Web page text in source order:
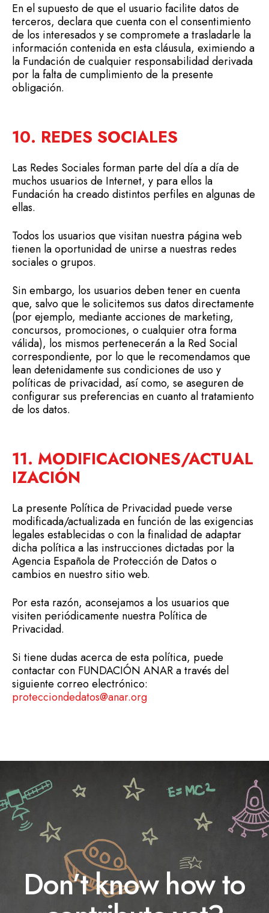
En el supuesto de que el usuario facilite datos de
terceros, declara que cuenta con el consentimiento
de los interesados y se compromete a trasladarle la
información contenida en esta cláusula, eximiendo a
la Fundación de cualquier responsabilidad derivada
por la falta de cumplimiento de la presente
obligación.
10. REDES SOCIALES
Las Redes Sociales forman parte del día a día de
muchos usuarios de Internet, y para ellos la
Fundación ha creado distintos perfiles en algunas de
ellas.
Todos los usuarios que visitan nuestra página web
tienen la oportunidad de unirse a nuestras redes
sociales o grupos.
Sin embargo, los usuarios deben tener en cuenta
que, salvo que le solicitemos sus datos directamente
(por ejemplo, mediante acciones de marketing,
concursos, promociones, o cualquier otra forma
válida), los mismos pertenecerán a la Red Social
correspondiente, por lo que le recomendamos que
lean detenidamente sus condiciones de uso y
políticas de privacidad, así como, se aseguren de
configurar sus preferencias en cuanto al tratamiento
de los datos.
11. MODIFICACIONES/ACTUAL
IZACIÓN
La presente Política de Privacidad puede verse
modificada/actualizada en función de las exigencias
legales establecidas o con la finalidad de adaptar
dicha política a las instrucciones dictadas por la
Agencia Española de Protección de Datos o
cambios en nuestro sitio web.
Por esta razón, aconsejamos a los usuarios que
visiten periódicamente nuestra Política de
Privacidad.
Si tiene dudas acerca de esta política, puede
contactar con FUNDACIÓN ANAR a través del
siguiente correo electrónico:
protecciondedatos@anar.org
Don’t know how to